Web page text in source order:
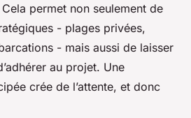
permet non seulement de
- plages privées,
- mais aussi de laisser
au projet. Une
crée de l’attente, et donc